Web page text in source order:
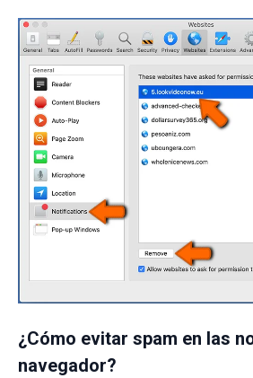
¿Cómo evitar spam en las
navegador?